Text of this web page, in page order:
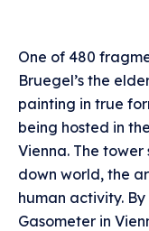
One of 480
Bruegel’s the
painting in true
being hosted in
Vienna. The
down world, the
human activity.
Gasometer in